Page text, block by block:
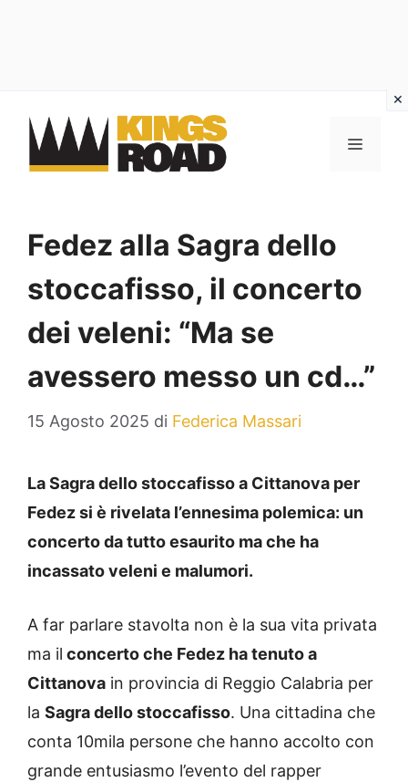
contenuto
MENU
Fedez alla Sagra dello
stoccafisso, il concerto
dei veleni: “Ma se
avessero messo un cd…”
15 Agosto 2025 di Federica Massari
La Sagra dello stoccafisso a Cittanova per
Fedez si è rivelata l’ennesima polemica: un
concerto da tutto esaurito ma che ha
incassato veleni e malumori.
A far parlare stavolta non è la sua vita privata
ma il concerto che Fedez ha tenuto a
Cittanova in provincia di Reggio Calabria per
la Sagra dello stoccafisso. Una cittadina che
conta 10mila persone che hanno accolto con
grande entusiasmo l’evento del rapper